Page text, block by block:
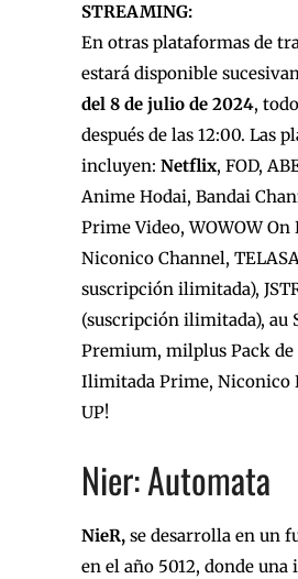
STREAMING:
En otras plataformas de
estará disponible
del 8 de julio de 2024,
después de las 12:00. Las
incluyen: Netflix, FOD,
Anime Hodai, Bandai
Prime Video, WOWOW On
Niconico Channel,
suscripción ilimitada), J
(suscripción ilimitada), au
Premium, milplus Pack
Ilimitada Prime, Niconico
UP!
Nier: Automata
NieR, se desarrolla en un
en el año 5012, donde una